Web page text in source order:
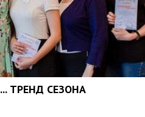
ТРЕНД СЕЗОНА